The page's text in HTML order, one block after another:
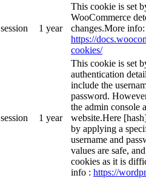
session 1 year
This cookie is set
WooCommerce
changes.More info:
https://
cookies/
session 1 year
This cookie is set
authentication
include the
password.
the admin console
website.Here
by applying a
username and
values are safe,
cookies as it is
info : https://